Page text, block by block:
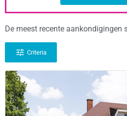
De meest recente aankondigingen
Criteria